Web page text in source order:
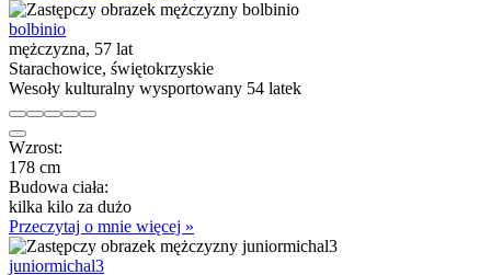
bolbinio
mężczyzna, 57 lat
Starachowice, świętokrzyskie
Wesoły kulturalny wysportowany 54 latek
Wzrost:
178 cm
Budowa ciała:
kilka kilo za dużo
Przeczytaj o mnie więcej »
juniormichal3